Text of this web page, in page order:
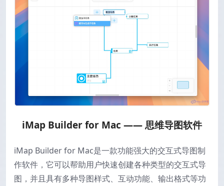
iMap Builder for Mac —— 思维导图软件
iMap Builder for Mac是一款功能强大的交互式导图制
作软件，它可以帮助用户快速创建各种类型的交互式导
图，并且具有多种导图样式、互动功能、输出格式等功